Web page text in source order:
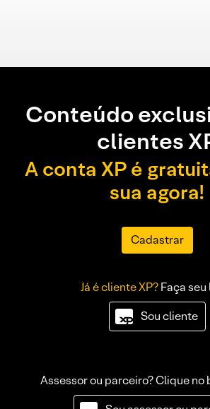
Conteúdo
clientes
A conta XP é
sua agora!
Cadastrar
Já é cliente XP?Faça seu
Sou cliente
Assessor ou parceiro? Clique no